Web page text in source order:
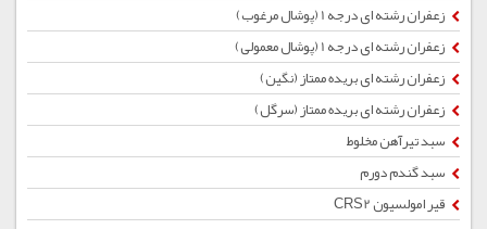
زعفران رشته ای درجه 1 (پوشال مرغوب)
زعفران رشته ای درجه 1 (پوشال معمولی)
زعفران رشته ای بریده ممتاز (نگین)
زعفران رشته ای بریده ممتاز (سرگل)
سبد تیرآهن مخلوط
سبد گندم دورم
قیر امولسیون CRS2